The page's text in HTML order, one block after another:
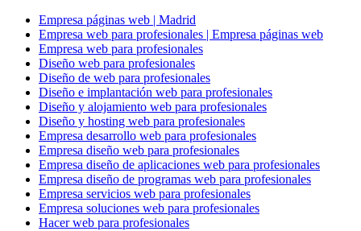
Empresa páginas web | Madrid
Empresa web para profesionales | Empresa páginas web
Empresa web para profesionales
Diseño web para profesionales
Diseño de web para profesionales
Diseño e implantación web para profesionales
Diseño y alojamiento web para profesionales
Diseño y hosting web para profesionales
Empresa desarrollo web para profesionales
Empresa diseño web para profesionales
Empresa diseño de aplicaciones web para profesionales
Empresa diseño de programas web para profesionales
Empresa servicios web para profesionales
Empresa soluciones web para profesionales
Hacer web para profesionales